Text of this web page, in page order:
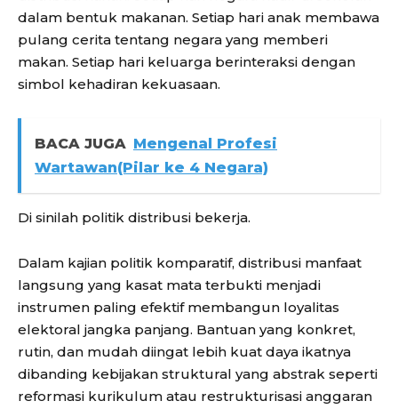
dalam bentuk makanan. Setiap hari anak membawa
pulang cerita tentang negara yang memberi
makan. Setiap hari keluarga berinteraksi dengan
simbol kehadiran kekuasaan.
BACA JUGA Mengenal Profesi
Wartawan(Pilar ke 4 Negara)
Di sinilah politik distribusi bekerja.
Dalam kajian politik komparatif, distribusi manfaat
langsung yang kasat mata terbukti menjadi
instrumen paling efektif membangun loyalitas
elektoral jangka panjang. Bantuan yang konkret,
rutin, dan mudah diingat lebih kuat daya ikatnya
dibanding kebijakan struktural yang abstrak seperti
reformasi kurikulum atau restrukturisasi anggaran